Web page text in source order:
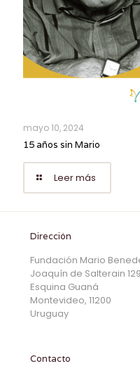
mayo 10, 2024
15 años sin Mario
Leer más
Dirección
Fundación Mario
Joaquín de Salterain
Esquina Guaná
Montevideo, 11200
Uruguay
Contacto